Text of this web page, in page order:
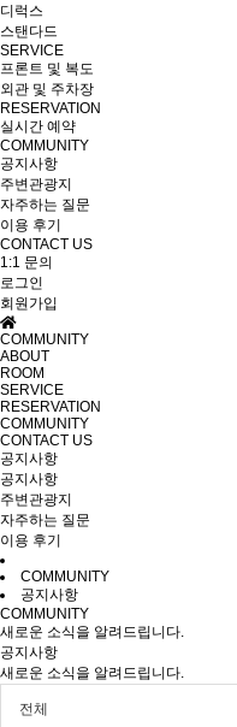
디럭스
스탠다드
SERVICE
프론트 및 복도
외관 및 주차장
RESERVATION
실시간 예약
COMMUNITY
공지사항
주변관광지
자주하는 질문
이용 후기
CONTACT US
1:1 문의
로그인
회원가입
COMMUNITY
ABOUT
ROOM
SERVICE
RESERVATION
COMMUNITY
CONTACT US
공지사항
공지사항
주변관광지
자주하는 질문
이용 후기
COMMUNITY
공지사항
COMMUNITY
새로운 소식을 알려드립니다.
공지사항
새로운 소식을 알려드립니다.
전체